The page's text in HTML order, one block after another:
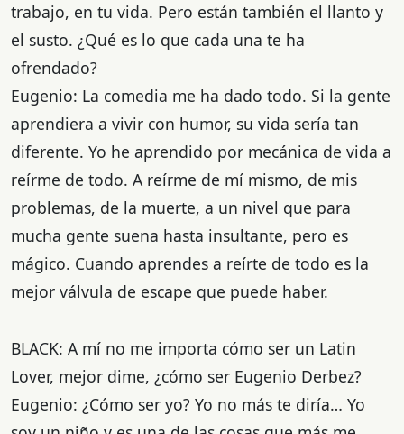
trabajo, en tu vida. Pero están también el llanto y
el susto. ¿Qué es lo que cada una te ha
ofrendado?
Eugenio: La comedia me ha dado todo. Si la gente
aprendiera a vivir con humor, su vida sería tan
diferente. Yo he aprendido por mecánica de vida a
reírme de todo. A reírme de mí mismo, de mis
problemas, de la muerte, a un nivel que para
mucha gente suena hasta insultante, pero es
mágico. Cuando aprendes a reírte de todo es la
mejor válvula de escape que puede haber.
BLACK: A mí no me importa cómo ser un Latin
Lover, mejor dime, ¿cómo ser Eugenio Derbez?
Eugenio: ¿Cómo ser yo? Yo no más te diría… Yo